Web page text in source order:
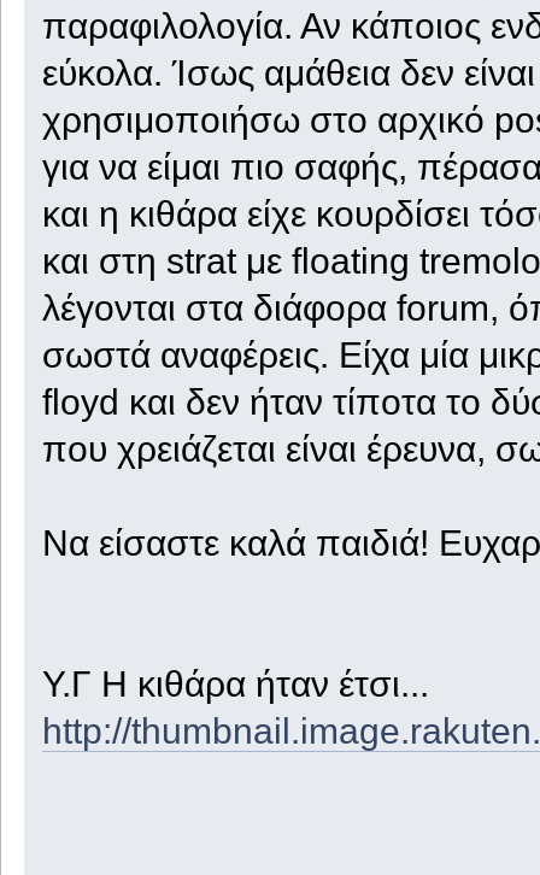
παραφιλολογία. Αν κάποιος
εύκολα. Ίσως αμάθεια δεν
χρησιμοποιήσω στο αρχικό
για να είμαι πιο σαφής,
και η κιθάρα είχε κουρδίσει
και στη strat με floating
λέγονται στα διάφορα forum,
σωστά αναφέρεις. Είχα μία
floyd και δεν ήταν τίποτα το
που χρειάζεται είναι
Να είσαστε καλά παιδιά!
Υ.Γ Η κιθάρα ήταν έτσι...
http://